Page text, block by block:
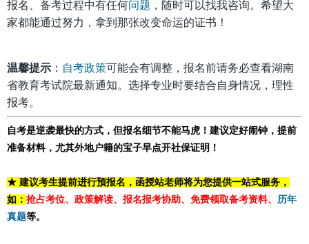
报名、备考过程中有任何问题 ，随时可以找我咨询。希望大
家都能通过努力，拿到那张改变命运的证书！
温馨提示： 自考政策可能会有调整，报名前请务必查看湖南
省教育考试院最新通知。选择专业时要结合自身情况，理性
报考。
自考是逆袭最快的方式，但报名细节不能马虎！建议定好闹钟，提前
准备材料，尤其外地户籍的宝子早点开社保证明！
★ 建议考生提前进行预报名，函授站老师将为您提供一站式服务，
如： 抢占考位、政策解读、报名报考协助、免费领取备考资料、 历年
真题等。